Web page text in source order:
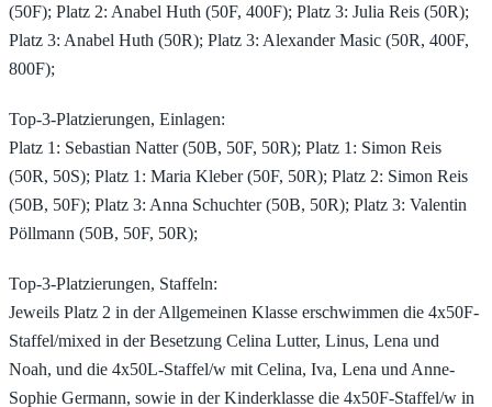
(50F); Platz 2: Anabel Huth (50F, 400F); Platz 3: Julia Reis (50R);
Platz 3: Anabel Huth (50R); Platz 3: Alexander Masic (50R, 400F,
800F);
Top-3-Platzierungen, Einlagen:
Platz 1: Sebastian Natter (50B, 50F, 50R); Platz 1: Simon Reis
(50R, 50S); Platz 1: Maria Kleber (50F, 50R); Platz 2: Simon Reis
(50B, 50F); Platz 3: Anna Schuchter (50B, 50R); Platz 3: Valentin
Pöllmann (50B, 50F, 50R);
Top-3-Platzierungen, Staffeln:
Jeweils Platz 2 in der Allgemeinen Klasse erschwimmen die 4x50F-
Staffel/mixed in der Besetzung Celina Lutter, Linus, Lena und
Noah, und die 4x50L-Staffel/w mit Celina, Iva, Lena und Anne-
Sophie Germann, sowie in der Kinderklasse die 4x50F-Staffel/w in